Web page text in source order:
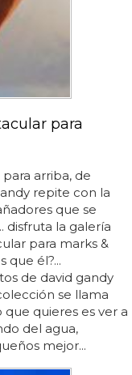
para
arriba, de
repite con la
que se
disfruta la galería
para marks &
que él?...
de david gandy
se llama
quieres es ver a
del agua,
mejor...